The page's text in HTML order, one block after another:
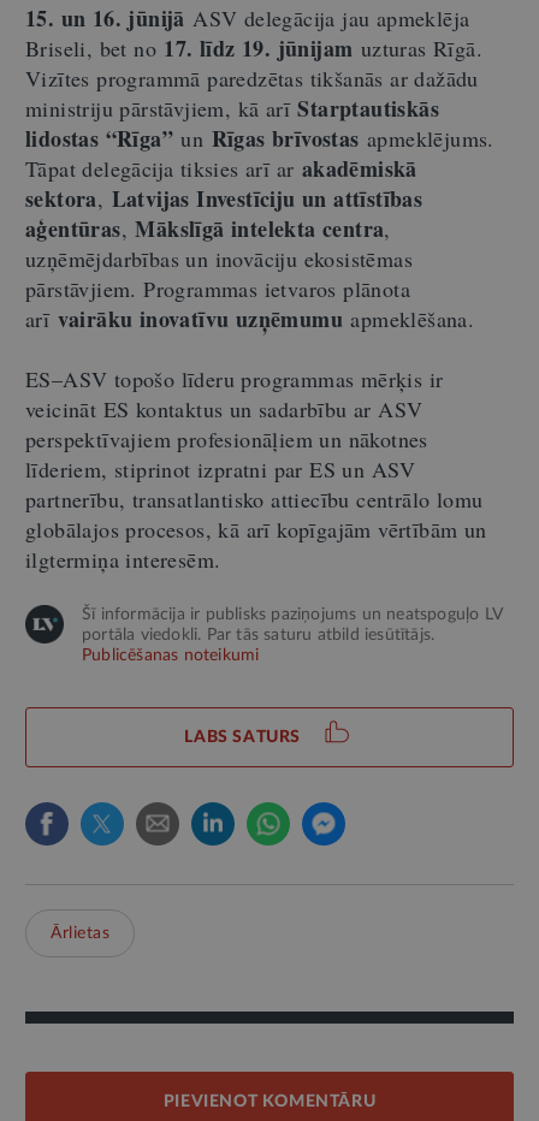
15. un 16. jūnijā ASV delegācija jau apmeklēja
Briseli, bet no 17. līdz 19. jūnijam uzturas Rīgā.
Vizītes programmā paredzētas tikšanās ar dažādu
ministriju pārstāvjiem, kā arīStarptautiskās
lidostas “Rīga” un Rīgas brīvostas apmeklējums.
Tāpat delegācija tiksies arī ar akadēmiskā
sektora, Latvijas Investīciju un attīstības
aģentūras,Mākslīgā intelekta centra,
uzņēmējdarbības un inovāciju ekosistēmas
pārstāvjiem. Programmas ietvaros plānota
arī vairāku inovatīvu uzņēmumuapmeklēšana.
ES–ASV topošo līderu programmas mērķis ir
veicināt ES kontaktus un sadarbību ar ASV
perspektīvajiem profesionāļiem un nākotnes
līderiem, stiprinot izpratni par ES un ASV
partnerību, transatlantisko attiecību centrālo lomu
globālajos procesos, kā arī kopīgajām vērtībām un
ilgtermiņa interesēm.
Šī informācija ir publisks paziņojums un neatspoguļo LV
portāla viedokli. Par tās saturu atbild iesūtītājs.
Publicēšanas noteikumi
LABS SATURS
Ārlietas
PIEVIENOT KOMENTĀRU